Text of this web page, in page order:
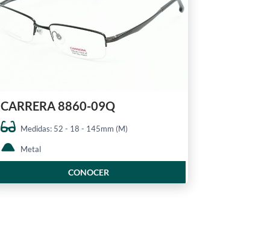
CARRERA 8860-09Q
Medidas: 52 - 18 - 145mm (M)
Metal
CONOCER